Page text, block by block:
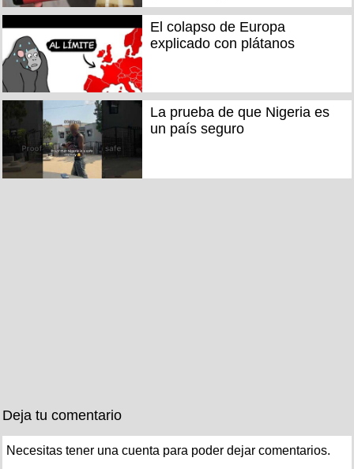
El colapso de Europa
explicado con plátanos
La prueba de que Nigeria es
un país seguro
Deja tu comentario
Necesitas tener una cuenta para poder dejar comentarios.